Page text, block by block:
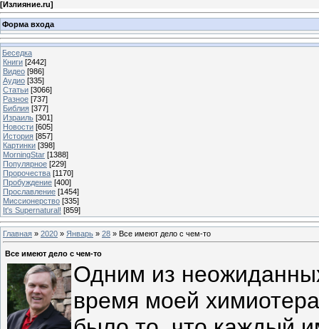
[Излияние.ru]
Форма входа
Беседка
Книги [2442]
Видео [986]
Аудио [335]
Статьи [3066]
Разное [737]
Библия [377]
Израиль [301]
Новости [605]
История [857]
Картинки [398]
MorningStar [1388]
Популярное [229]
Пророчества [1170]
Пробуждение [400]
Прославление [1454]
Миссионерство [335]
It's Supernatural! [859]
Главная » 2020 » Январь » 28 » Все имеют дело с чем-то
Все имеют дело с чем-то
Одним из
время моей